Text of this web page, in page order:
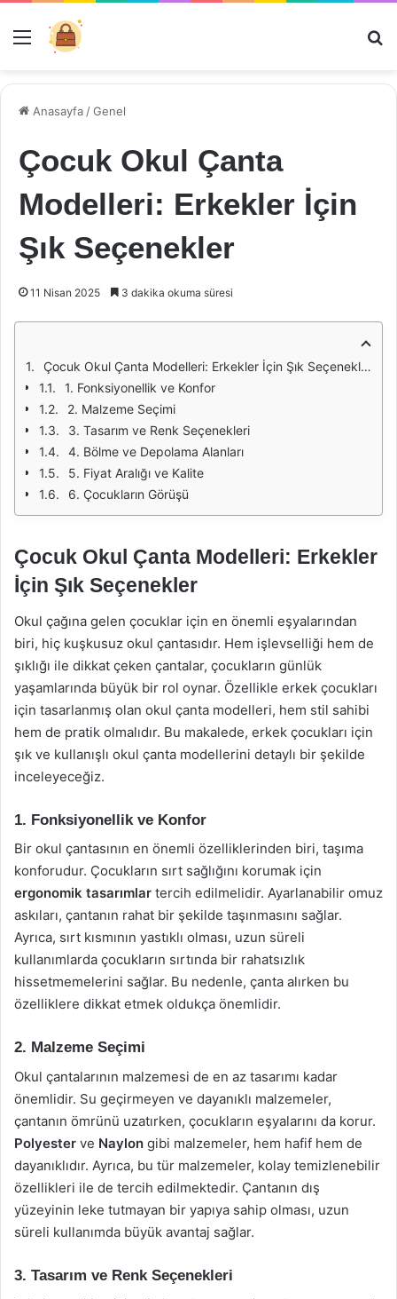
Menü
Anasayfa /Genel
Çocuk Okul Çanta
Modelleri: Erkekler İçin
Şık Seçenekler
11 Nisan 2025 3 dakika okuma süresi
Çocuk Okul Çanta Modelleri: Erkekler İçin Şık Seçenekler
1. Fonksiyonellik ve Konfor
2. Malzeme Seçimi
3. Tasarım ve Renk Seçenekleri
4. Bölme ve Depolama Alanları
5. Fiyat Aralığı ve Kalite
6. Çocukların Görüşü
Çocuk Okul Çanta Modelleri: Erkekler
İçin Şık Seçenekler
Okul çağına gelen çocuklar için en önemli eşyalarından
biri, hiç kuşkusuz okul çantasıdır. Hem işlevselliği hem de
şıklığı ile dikkat çeken çantalar, çocukların günlük
yaşamlarında büyük bir rol oynar. Özellikle erkek çocukları
için tasarlanmış olan okul çanta modelleri, hem stil sahibi
hem de pratik olmalıdır. Bu makalede, erkek çocukları için
şık ve kullanışlı okul çanta modellerini detaylı bir şekilde
inceleyeceğiz.
1. Fonksiyonellik ve Konfor
Bir okul çantasının en önemli özelliklerinden biri, taşıma
konforudur. Çocukların sırt sağlığını korumak için
ergonomik tasarımlar tercih edilmelidir. Ayarlanabilir omuz
askıları, çantanın rahat bir şekilde taşınmasını sağlar.
Ayrıca, sırt kısmının yastıklı olması, uzun süreli
kullanımlarda çocukların sırtında bir rahatsızlık
hissetmemelerini sağlar. Bu nedenle, çanta alırken bu
özelliklere dikkat etmek oldukça önemlidir.
2. Malzeme Seçimi
Okul çantalarının malzemesi de en az tasarımı kadar
önemlidir. Su geçirmeyen ve dayanıklı malzemeler,
çantanın ömrünü uzatırken, çocukların eşyalarını da korur.
Polyester ve Naylon gibi malzemeler, hem hafif hem de
dayanıklıdır. Ayrıca, bu tür malzemeler, kolay temizlenebilir
özellikleri ile de tercih edilmektedir. Çantanın dış
yüzeyinin leke tutmayan bir yapıya sahip olması, uzun
süreli kullanımda büyük avantaj sağlar.
3. Tasarım ve Renk Seçenekleri